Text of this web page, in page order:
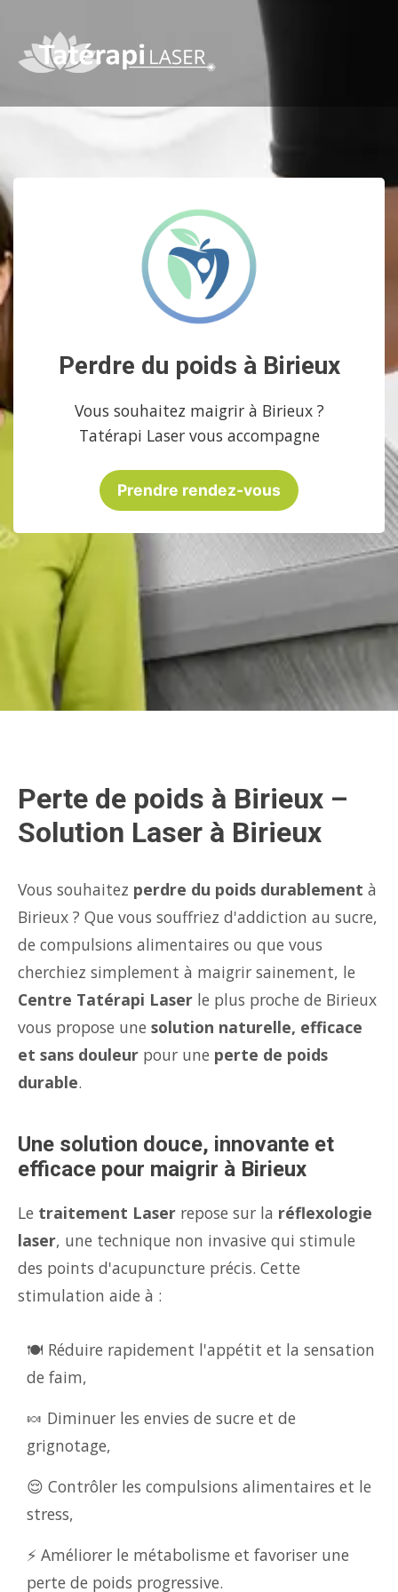
Perdre du poids à Birieux
Vous souhaitez maigrir à Birieux ?
Tatérapi Laser vous accompagne
Prendre rendez-vous
Perte de poids à Birieux –
Solution Laser à Birieux
Vous souhaitez perdre du poids durablement à
Birieux ? Que vous souffriez d'addiction au sucre,
de compulsions alimentaires ou que vous
cherchiez simplement à maigrir sainement, le
Centre Tatérapi Laser le plus proche de Birieux
vous propose une solution naturelle, efficace
et sans douleur pour une perte de poids
durable.
Une solution douce, innovante et
efficace pour maigrir à Birieux
Le traitement Laser repose sur la réflexologie
laser, une technique non invasive qui stimule
des points d'acupuncture précis. Cette
stimulation aide à :
🍽️ Réduire rapidement l'appétit et la sensation
de faim,
🍬 Diminuer les envies de sucre et de
grignotage,
😌 Contrôler les compulsions alimentaires et le
stress,
⚡ Améliorer le métabolisme et favoriser une
perte de poids progressive.